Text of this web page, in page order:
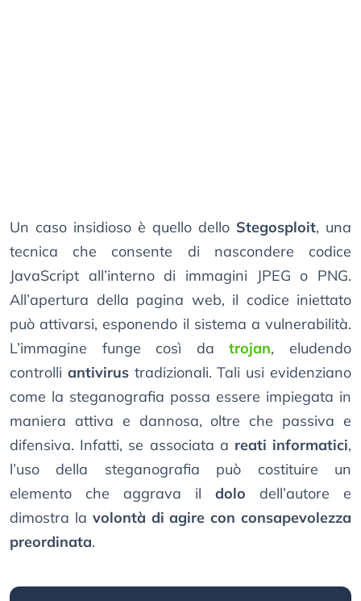
Un caso insidioso è quello dello Stegosploit, una
tecnica che consente di nascondere codice
JavaScript all’interno di immagini JPEG o PNG.
All’apertura della pagina web, il codice iniettato
può attivarsi, esponendo il sistema a vulnerabilità.
L’immagine funge così datrojan, eludendo
controlli antivirustradizionali. Tali usi evidenziano
come la steganografia possa essere impiegata in
maniera attiva e dannosa, oltre che passiva e
difensiva. Infatti, se associata a reati informatici,
l’uso della steganografia può costituire un
elemento che aggrava il dolo dell’autore e
dimostra la volontà di agire con consapevolezza
preordinata.